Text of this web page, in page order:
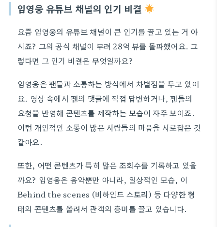
임영웅 유튜브 채널의 인기 비결
요즘 임영웅의 유튜브 채널이 큰 인기를 끌고 있는 거 아
시죠? 그의 공식 채널이 무려 28억 뷰를 돌파했어요. 그
렇다면 그 인기 비결은 무엇일까요?
임영웅은 팬들과 소통하는 방식에서 차별점을 두고 있어
요. 영상 속에서 팬의 댓글에 직접 답변하거나, 팬들의
요청을 반영해 콘텐츠를 제작하는 모습이 자주 보이죠.
이런 개인적인 소통이 많은 사람들의 마음을 사로잡은 것
같아요.
또한, 어떤 콘텐츠가 특히 많은 조회수를 기록하고 있을
까요? 임영웅은 음악뿐만 아니라, 일상적인 모습, 이
Behind the scenes (비하인드 스토리) 등 다양한 형
태의 콘텐츠를 올려서 관객의 흥미를 끌고 있습니다.